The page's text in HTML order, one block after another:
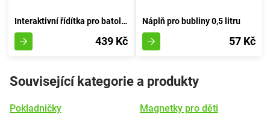
Interaktivní řídítka pro batolata s zvukovými a světelnými efekty
439 Kč
Náplň pro bubliny 0,5 litru
57 Kč
Související kategorie a produkty
Pokladničky Magnetky pro děti